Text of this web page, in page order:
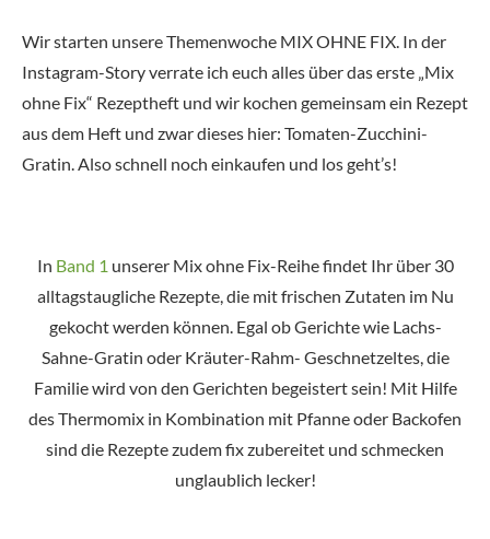
Wir starten unsere Themenwoche MIX OHNE FIX. In der
Instagram-Story verrate ich euch alles über das erste „Mix
ohne Fix“ Rezeptheft und wir kochen gemeinsam ein Rezept
aus dem Heft und zwar dieses hier: Tomaten-Zucchini-
Gratin. Also schnell noch einkaufen und los geht’s!
In Band 1 unserer Mix ohne Fix-Reihe findet Ihr über 30
alltagstaugliche Rezepte, die mit frischen Zutaten im Nu
gekocht werden können. Egal ob Gerichte wie Lachs-
Sahne-Gratin oder Kräuter-Rahm- Geschnetzeltes, die
Familie wird von den Gerichten begeistert sein! Mit Hilfe
des Thermomix in Kombination mit Pfanne oder Backofen
sind die Rezepte zudem fix zubereitet und schmecken
unglaublich lecker!